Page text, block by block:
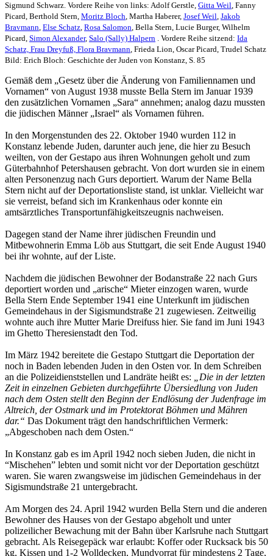
Sigmund Schwarz. Vordere Reihe von links: Adolf Gerstle, Gitta Weil , Fanny
Picard, Berthold Stern, Moritz Bloch , Martha Haberer, Josef Weil Jakob
Bravmann Else Schatz Rosa Salomon , Bella Stern, Lucie Burger, Wilhelm
Picard, Simon Alexander, Salo (Sally) Halpern . Vordere Reihe sitzend: Ida
Schatz, Frau Dreyfuß, Flora Bravmann , Frieda Lion, Oscar Picard, Trudel Schatz
Bild: Erich Bloch: Geschichte der Juden von Konstanz, S. 85
Gemäß dem „Gesetz über die Änderung von Familiennamen und
Vornamen“ von August 1938 musste Bella Stern im Januar 1939
den zusätzlichen Vornamen „Sara“ annehmen; analog dazu mussten
die jüdischen Männer „Israel“ als Vornamen führen.
In den Morgenstunden des 22. Oktober 1940 wurden 112 in
Konstanz lebende Juden, darunter auch jene, die hier zu Besuch
weilten, von der Gestapo aus ihren Wohnungen geholt und zum
Güterbahnhof Petershausen gebracht. Von dort wurden sie in einem
alten Personenzug nach Gurs deportiert. Warum der Name Bella
Stern nicht auf der Deportationsliste stand, ist unklar. Vielleicht war
sie verreist, befand sich im Krankenhaus oder konnte ein
amtsärztliches Transportunfähigkeitszeugnis nachweisen.
Dagegen stand der Name ihrer jüdischen Freundin und
Mitbewohnerin Emma Löb aus Stuttgart, die seit Ende August 1940
bei ihr wohnte, auf der Liste.
Nachdem die jüdischen Bewohner der Bodanstraße 22 nach Gurs
deportiert worden und „arische“ Mieter einzogen waren, wurde
Bella Stern Ende September 1941 eine Unterkunft im jüdischen
Gemeindehaus in der Sigismundstraße 21 zugewiesen. Zeitweilig
wohnte auch ihre Mutter Marie Dreifuss hier. Sie fand im Juni 1943
im Ghetto Theresienstadt den Tod.
Im März 1942 bereitete die Gestapo Stuttgart die Deportation der
noch in Baden lebenden Juden in den Osten vor. In dem Schreiben
an die Polizeidienststellen und Landräte heißt es:
„Die in der letzten
Zeit in einzelnen Gebieten durchgeführte Übersiedlung von Juden
nach dem Osten stellt den Beginn der Endlösung der Judenfrage im
Altreich, der Ostmark und im Protektorat Böhmen und Mähren
dar.“ Das Dokument trägt den handschriftlichen Vermerk:
„Abgeschoben nach dem Osten.“
In Konstanz gab es im April 1942 noch sieben Juden, die nicht in
“Mischehen” lebten und somit nicht vor der Deportation geschützt
waren. Sie waren zwangsweise im jüdischen Gemeindehaus in der
Sigismundstraße 21 untergebracht.
Am Morgen des 24. April 1942 wurden Bella Stern und die anderen
Bewohner des Hauses von der Gestapo abgeholt und unter
polizeilicher Bewachung mit der Bahn über Karlsruhe nach Stuttgart
gebracht. Als Reisegepäck war erlaubt: Koffer oder Rucksack bis 50
kg, Kissen und 1-2 Wolldecken, Mundvorrat für mindestens 2 Tage,